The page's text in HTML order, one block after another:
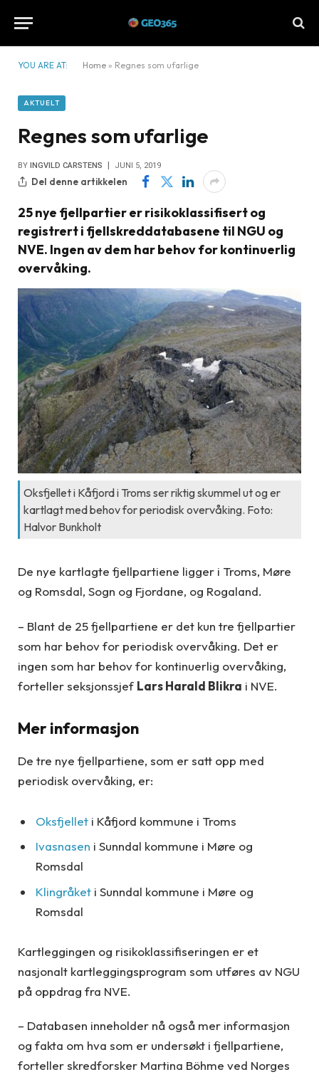
YOU ARE AT: Home » Regnes som ufarlige
AKTUELT
Regnes som ufarlige
BY INGVILD CARSTENS JUNI 5, 2019
Del denne artikkelen
25 nye fjellpartier er risikoklassifisert og
registrert i fjellskreddatabasene til NGU og
NVE. Ingen av dem har behov for kontinuerlig
overvåking.
Oksfjellet i Kåfjord i Troms ser riktig skummel ut og er
kartlagt med behov for periodisk overvåking. Foto:
Halvor Bunkholt
De nye kartlagte fjellpartiene ligger i Troms, Møre
og Romsdal, Sogn og Fjordane, og Rogaland.
– Blant de 25 fjellpartiene er det kun tre fjellpartier
som har behov for periodisk overvåking. Det er
ingen som har behov for kontinuerlig overvåking,
forteller seksjonssjef Lars Harald Blikra i NVE.
Mer informasjon
De tre nye fjellpartiene, som er satt opp med
periodisk overvåking, er:
Oksfjellet i Kåfjord kommune i Troms
Ivasnasen i Sunndal kommune i Møre og
Romsdal
Klingråket i Sunndal kommune i Møre og
Romsdal
Kartleggingen og risikoklassifiseringen er et
nasjonalt kartleggingsprogram som utføres av NGU
på oppdrag fra NVE.
– Databasen inneholder nå også mer informasjon
og fakta om hva som er undersøkt i fjellpartiene,
forteller skredforsker Martina Böhme ved Norges